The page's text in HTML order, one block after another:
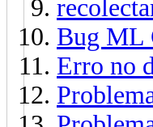
Bug ML
Erro no